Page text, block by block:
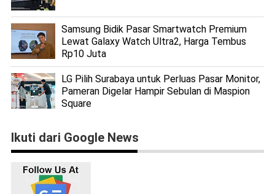
Samsung Bidik Pasar Smartwatch Premium
Lewat Galaxy Watch Ultra2, Harga Tembus
Rp10 Juta
LG Pilih Surabaya untuk Perluas Pasar Monitor,
Pameran Digelar Hampir Sebulan di Maspion
Square
Ikuti dari Google News